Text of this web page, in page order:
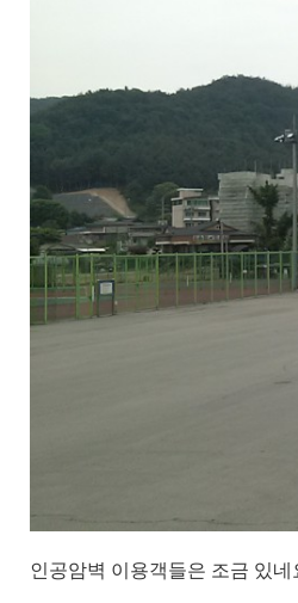
인공암벽 이용객들은 조금 있